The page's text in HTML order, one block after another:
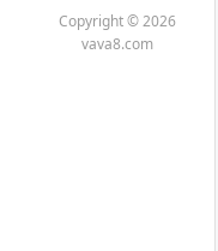
Copyright © 2026
vava8.com